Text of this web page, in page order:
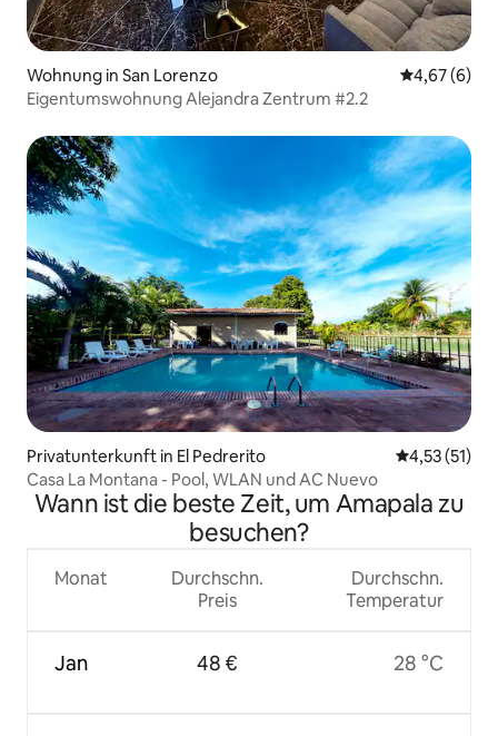
Wohnung in San Lorenzo
4,67 (6)
Eigentumswohnung Alejandra Zentrum #2.2
Privatunterkunft in El Pedrerito
4,53 (51)
Casa La Montana - Pool, WLAN und AC Nuevo
Wann ist die beste Zeit, um Amapala zu
besuchen?
Monat
Jan
Durchschn.
Preis
48 €
Durchschn.
Temperatur
28 °C